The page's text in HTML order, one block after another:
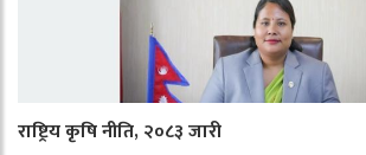
राष्ट्रिय कृषि नीति, २०८३ जारी